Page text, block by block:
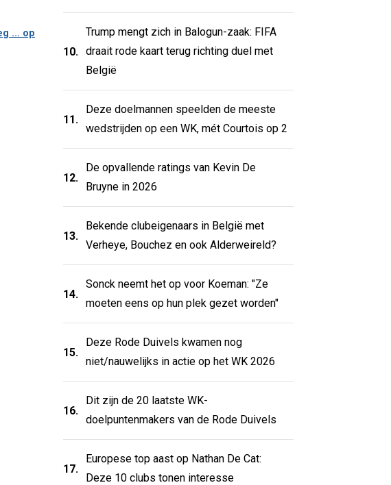
... op
10.
Trump mengt zich in Balogun-zaak: FIFA
draait rode kaart terug richting duel met
België
11.
Deze doelmannen speelden de meeste
wedstrijden op een WK, mét Courtois op 2
12.
De opvallende ratings van Kevin De
Bruyne in 2026
13.
Bekende clubeigenaars in België met
Verheye, Bouchez en ook Alderweireld?
14.
Sonck neemt het op voor Koeman: "Ze
moeten eens op hun plek gezet worden"
15.
Deze Rode Duivels kwamen nog
niet/nauwelijks in actie op het WK 2026
16.
Dit zijn de 20 laatste WK-
doelpuntenmakers van de Rode Duivels
17.
Europese top aast op Nathan De Cat:
Deze 10 clubs tonen interesse